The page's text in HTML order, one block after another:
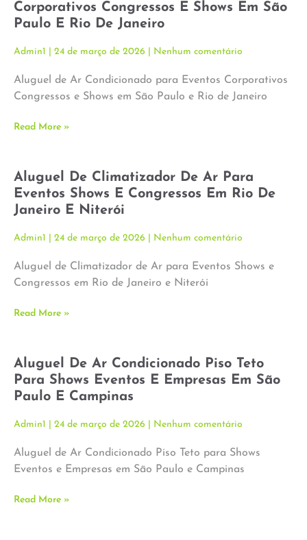
Corporativos Congressos E Shows Em São
Paulo E Rio De Janeiro
Admin1 24 de março de 2026 Nenhum comentário
Aluguel de Ar Condicionado para Eventos Corporativos
Congressos e Shows em São Paulo e Rio de Janeiro
Read More »
Aluguel De Climatizador De Ar Para
Eventos Shows E Congressos Em Rio De
Janeiro E Niterói
Admin1 24 de março de 2026 Nenhum comentário
Aluguel de Climatizador de Ar para Eventos Shows e
Congressos em Rio de Janeiro e Niterói
Read More »
Aluguel De Ar Condicionado Piso Teto
Para Shows Eventos E Empresas Em São
Paulo E Campinas
Admin1 24 de março de 2026 Nenhum comentário
Aluguel de Ar Condicionado Piso Teto para Shows
Eventos e Empresas em São Paulo e Campinas
Read More »